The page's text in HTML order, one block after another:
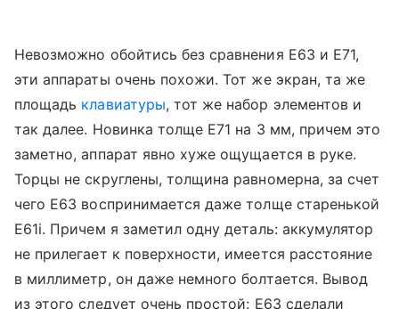
Невозможно обойтись без сравнения Е63 и Е71,
эти аппараты очень похожи. Тот же экран, та же
площадь клавиатуры, тот же набор элементов и
так далее. Новинка толще Е71 на 3 мм, причем это
заметно, аппарат явно хуже ощущается в руке.
Торцы не скруглены, толщина равномерна, за счет
чего Е63 воспринимается даже толще старенькой
E61i. Причем я заметил одну деталь: аккумулятор
не прилегает к поверхности, имеется расстояние
в миллиметр, он даже немного болтается. Вывод
из этого следует очень простой: Е63 сделали